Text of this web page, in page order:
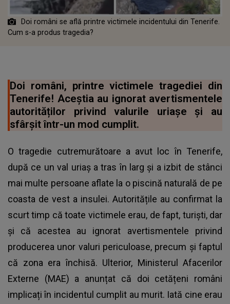
Doi români se află printre victimele incidentului din Tenerife.
Cum s-a produs tragedia?
Doi români, printre victimele tragediei din
Tenerife! Aceștia au ignorat avertismentele
autorităților privind valurile uriașe și au
sfârșit într-un mod cumplit.
O tragedie cutremurătoare a avut loc în Tenerife,
după ce un val uriaș a tras în larg și a izbit de stânci
mai multe persoane aflate la o piscină naturală de pe
coasta de vest a insulei. Autoritățile au confirmat la
scurt timp că toate victimele erau, de fapt, turiști, dar
și că acestea au ignorat avertismentele privind
producerea unor valuri periculoase, precum și faptul
că zona era închisă. Ulterior, Ministerul Afacerilor
Externe (MAE) a anunțat că doi cetățeni români
implicați în incidentul cumplit au murit. Iată cine erau